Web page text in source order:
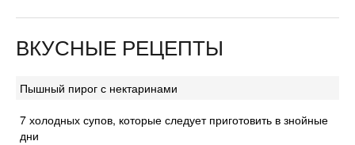
ВКУСНЫЕ РЕЦЕПТЫ
Пышный пирог с нектаринами
7 холодных супов, которые следует приготовить в знойные
дни